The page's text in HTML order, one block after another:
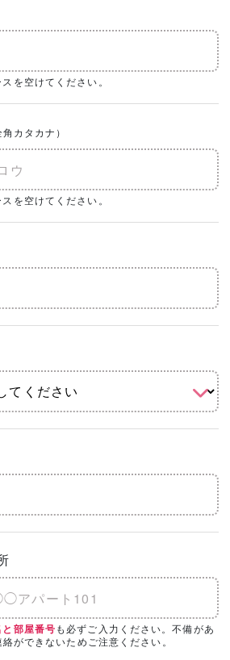
を空けてください。
角カタカナ）
を空けてください。
部屋番号も必ずご入力ください。不備があ
ができないためご注意ください。